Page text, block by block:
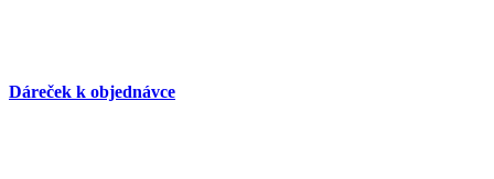
Dáreček k objednávce